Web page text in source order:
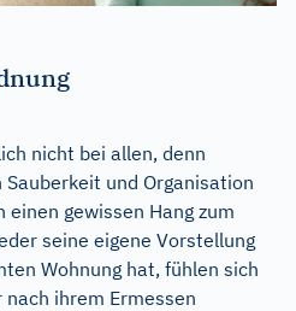
nicht bei allen, denn
und Organisation
gewissen Hang zum
seine eigene Vorstellung
Wohnung hat, fühlen sich
ihrem Ermessen